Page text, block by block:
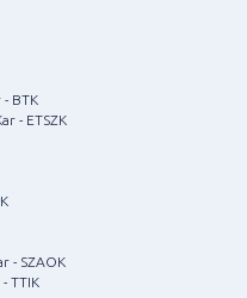
BTK
- ETSZK
- SZAOK
TTIK